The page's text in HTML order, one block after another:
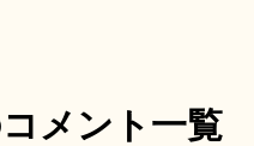
メント一覧